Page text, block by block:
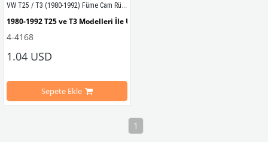
VW T25 / T3 (1980-1992) Füme Cam Rüzgarlığı Takımı - SSP
1980-1992 T25 ve T3 Modelleri İle Uyumludur
4-4168
1.04 USD
Sepete Ekle
1